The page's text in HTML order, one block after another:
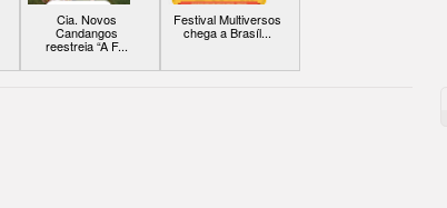
Cia. Novos
Candangos
reestreia “A F...
Festival Multiversos
chega a Brasíl...